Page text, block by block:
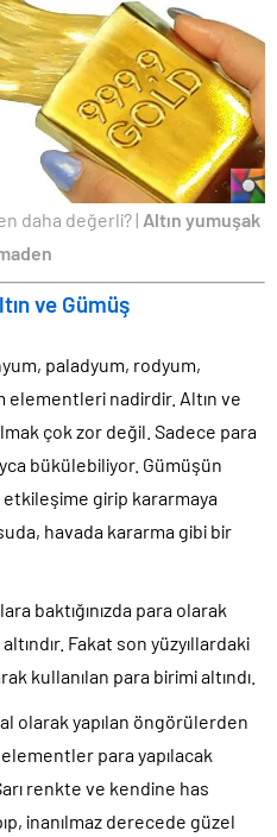
daha değerli? | Altın yumuşak
ve Gümüş
paladyum, rodyum,
elementleri nadirdir. Altın ve
çok zor değil. Sadece para
bükülebiliyor. Gümüşün
girip kararmaya
havada kararma gibi bir
baktığınızda para olarak
Fakat son yüzyıllardaki
kullanılan para birimi altındı.
olarak yapılan öngörülerden
para yapılacak
renkte ve kendine has
inanılmaz derecede güzel